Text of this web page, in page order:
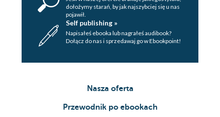
dołożymy starań, by jak najszybciej się u nas
pojawił.
Self publishing »
Napisałeś ebooka lub nagrałeś audibook?
Dołącz do nas i sprzedawaj go w Ebookpoint!
Nasza oferta
Przewodnik po ebookach